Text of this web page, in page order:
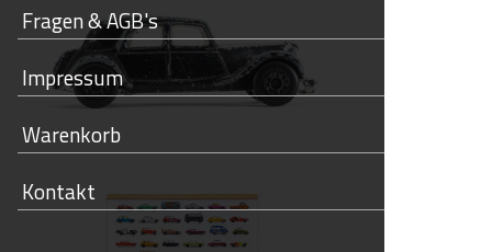
Fragen & AGB's
Impressum
Warenkorb
Kontakt